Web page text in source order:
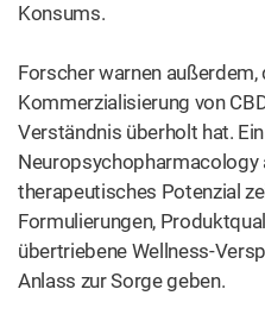
Konsums.
Forscher warnen
Kommerzialisierung von
Verständnis überholt hat.
Neuropsychopharmacology
therapeutisches Potenzial
Formulierungen,
übertriebene Wellness-
Anlass zur Sorge geben.